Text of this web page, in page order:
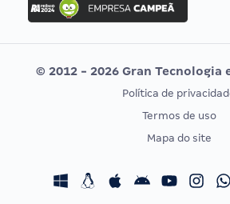
Concurso MPU
Editais publicados
Vunesp
CONCURSOS POR PROFISSÃO
Concursos Fiscais
EXAME
© 2012 - 2026 Gran Tecnologia
Política de
Termos de uso
Mapa do site